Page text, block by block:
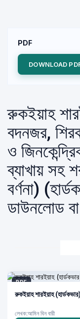
PDF
DOWNLOAD
রুকইয়াহ
বদনজর,
ও
ব্যাখায় সহ
বর্ণনা)
ডাউনলোড
PDF
রুকইয়াহ শারইয়াহ (হার্ডকভার)
লেখক:আমিন বিন বারী